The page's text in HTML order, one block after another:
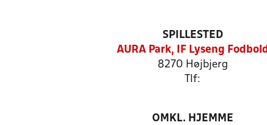
SPILLESTED
AURA Park, IF Lyseng Fodbold
8270 Højbjerg
Tlf:
OMKL. HJEMME